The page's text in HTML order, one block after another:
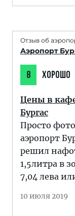
Отзыв об
Аэропорт
8 ХОРОШО
Цены в
Бургас
Просто
аэропорт
решил
1,5литра в
7,04 лева
10 июля 2019